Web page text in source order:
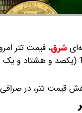
شرق،
درصدی، به 181,130 (یکصد و
قیمت تتر، در